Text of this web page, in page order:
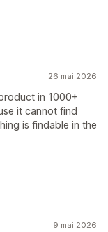
26 mai 2026
in 1000+
it cannot find
is findable in the
9 mai 2026